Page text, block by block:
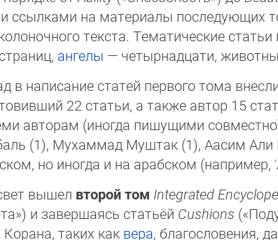
ссылками на материалы последующих
текста. Тематические
ангелы — четырнадцати,
в написание статей первого тома
22 статьи, а также автор 15
ав­то­рам (иногда пишущими
(1), Мухаммад Муштак (1), Аасим
но иногда и на арабском (например,
вышел второй том Integrated
и завершаясь статьёй Cushions
таких как вера, благословения,